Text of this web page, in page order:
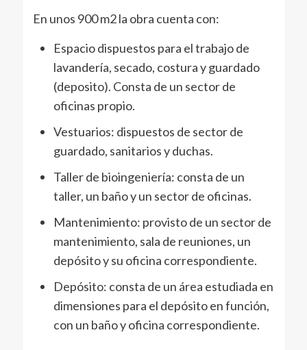
En unos 900 m2 la obra cuenta con:
Espacio dispuestos para el trabajo de
lavandería, secado, costura y guardado
(deposito). Consta de un sector de
oficinas propio.
Vestuarios: dispuestos de sector de
guardado, sanitarios y duchas.
Taller de bioingeniería: consta de un
taller, un baño y un sector de oficinas.
Mantenimiento: provisto de un sector de
mantenimiento, sala de reuniones, un
depósito y su oficina correspondiente.
Depósito: consta de un área estudiada en
dimensiones para el depósito en función,
con un baño y oficina correspondiente.